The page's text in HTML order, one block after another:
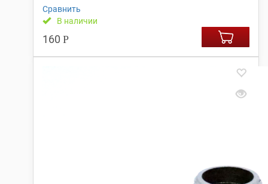
Сравнить
В наличии
160 Р